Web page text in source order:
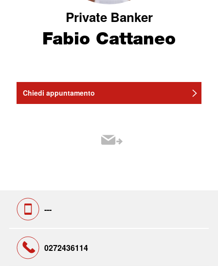
Private Banker
Fabio Cattaneo
Chiedi appuntamento
---
0272436114